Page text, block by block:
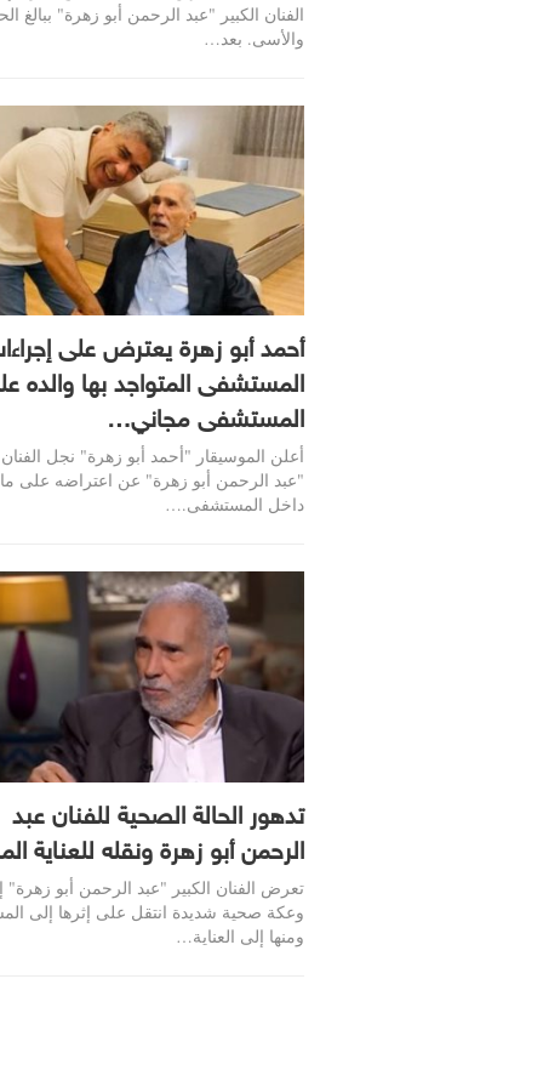
الفنان الكبير "عبد الرحمن أبو زهرة" ببالغ
والأسى. بعد…
أحمد أبو زهرة يعترض على
المستشفى المتواجد بها والده
المستشفى مجاني…
أعلن الموسيقار "أحمد أبو زهرة" نجل الفنان
"عبد الرحمن أبو زهرة" عن اعتراضه على ما
داخل المستشفى.…
تدهور الحالة الصحية للفنان عبد
الرحمن أبو زهرة ونقله للعناية
تعرض الفنان الكبير "عبد الرحمن أبو زهرة"
وعكة صحية شديدة انتقل على إثرها إلى
ومنها إلى العناية…